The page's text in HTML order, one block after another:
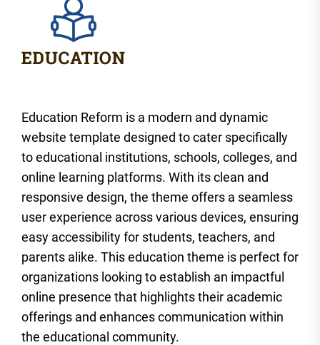
Education Reform is a modern and dynamic
website template designed to cater specifically
to educational institutions, schools, colleges, and
online learning platforms. With its clean and
responsive design, the theme offers a seamless
user experience across various devices, ensuring
easy accessibility for students, teachers, and
parents alike. This education theme is perfect for
organizations looking to establish an impactful
online presence that highlights their academic
offerings and enhances communication within
the educational community.